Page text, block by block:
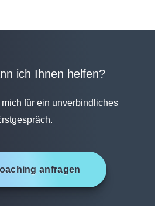
ich Ihnen helfen?
für ein unverbindliches
anfragen